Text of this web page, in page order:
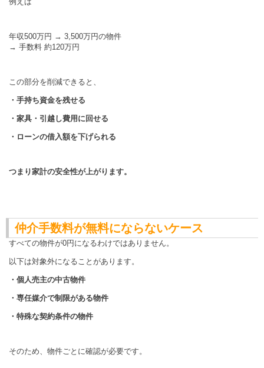
年収500万円 → 3,500万円の物件
→ 手数料 約120万円
この部分を削減できると、
・手持ち資金を残せる
・家具・引越し費用に回せる
・ローンの借入額を下げられる
つまり家計の安全性が上がります。
仲介手数料が無料にならないケース
すべての物件が0円になるわけではありません。
以下は対象外になることがあります。
・個人売主の中古物件
・専任媒介で制限がある物件
・特殊な契約条件の物件
そのため、物件ごとに確認が必要です。